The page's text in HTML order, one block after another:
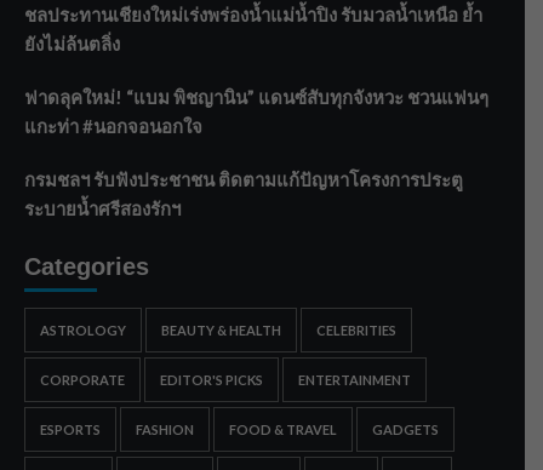
ชลประทานเชียงใหม่เร่งพร่องน้ำแม่น้ำปิง รับมวลน้ำเหนือ ย้ำ
ยังไม่ล้นตลิ่ง
ฟาดลุคใหม่! “แบม พิชญานิน” แดนซ์สับทุกจังหวะ ชวนแฟนๆ
แกะท่า #นอกจอนอกใจ
กรมชลฯ รับฟังประชาชน ติดตามแก้ปัญหาโครงการประตู
ระบายน้ำศรีสองรักฯ
Categories
ASTROLOGY BEAUTY & HEALTH CELEBRITIES
CORPORATE EDITOR'S PICKS ENTERTAINMENT
ESPORTS FASHION FOOD & TRAVEL GADGETS